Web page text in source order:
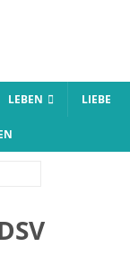
LEBEN LIEBE